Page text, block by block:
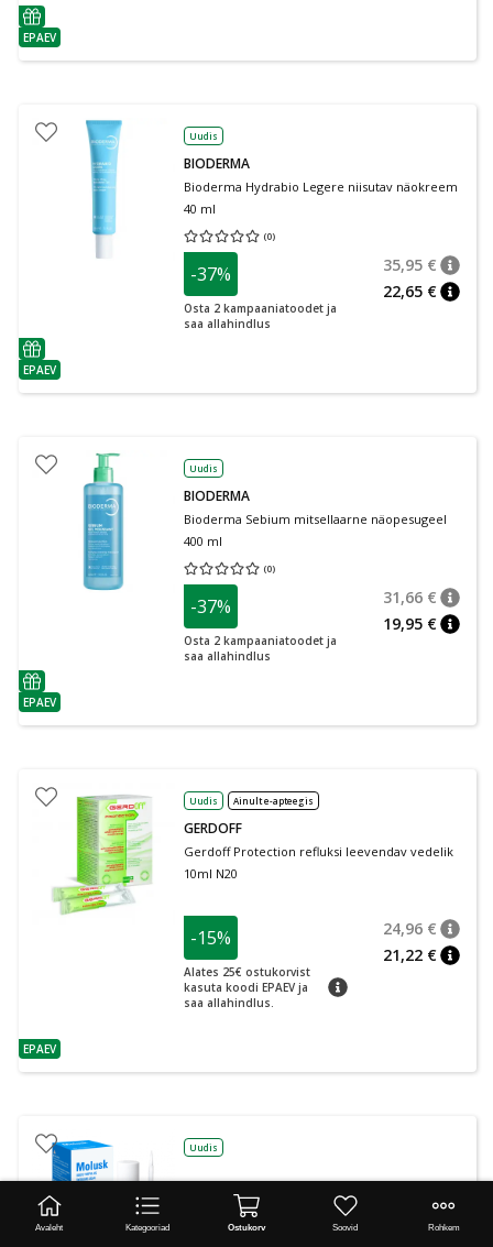
nõuanne
EPAEV
nõuanne
nõuanne
EPAEV
nõuanne
Uudis
BIODERMA
Bioderma Hydrabio Legere niisutav näokreem
40 ml
(0)
Keskmine hinnang 0.00
-37%
Osta 2 kampaaniatoodet ja
saa allahindlus
35,95 €
22,65 €
nõuanne
EPAEV
nõuanne
Uudis
BIODERMA
Bioderma Sebium mitsellaarne näopesugeel
400 ml
(0)
Keskmine hinnang 0.00
-37%
Osta 2 kampaaniatoodet ja
saa allahindlus
31,66 €
19,95 €
nõuanne
EPAEV
Uudis Ainult e-apteegis
GERDOFF
Gerdoff Protection refluksi leevendav vedelik
10ml N20
-15%
Alates 25€ ostukorvist
kasuta koodi EPAEV ja
saa allahindlus.
nõuanne
24,96 €
21,22 €
Uudis
Molusk 10% nahalahus 3 g
Avaleht Kategooriad Ostukorv Soovid Rohkem